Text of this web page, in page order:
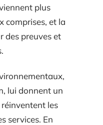
plus
comprises, et la
des preuves et
lui donnent un
les
services. En